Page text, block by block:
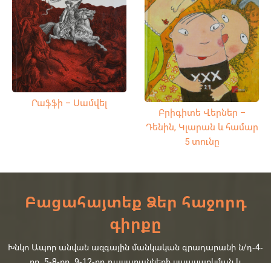
Րաֆֆի – Սամվել
Բրիգիտե Վերներ –
Դենին, Կլարան և համար
5 տունը
Բացահայտեք Ձեր հաջորդ
գիրքը
Խնկո Ապոր անվան ազգային մանկական գրադարանի ն/դ-4-